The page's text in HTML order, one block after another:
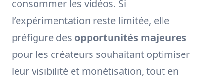
consommer les vidéos. Si
l’expérimentation reste limitée, elle
préfigure des opportunités majeures
pour les créateurs souhaitant optimiser
leur visibilité et monétisation, tout en